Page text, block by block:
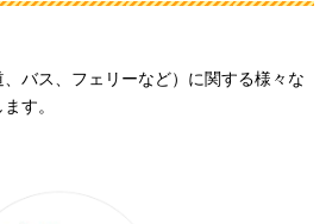
バス、フェリーなど）に関する様々な
す。